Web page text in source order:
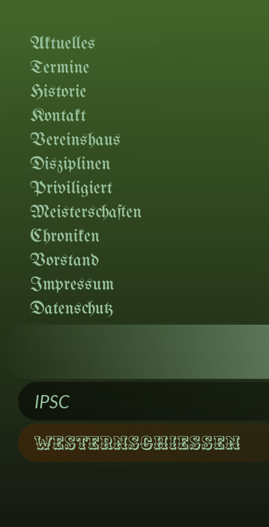
Aktuelles
Termine
Historie
Kontakt
Vereinshaus
Disziplinen
Priviligiert
Meisterschaften
Chroniken
Vorstand
Impressum
Datenschutz
IPSC
Westernschiessen